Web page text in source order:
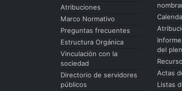
Atribuciones
Marco Normativo
Preguntas frecuentes
Estructura Orgánica
Vinculación con la
sociedad
Directorio de servidores
públicos
del
Actas
Listas